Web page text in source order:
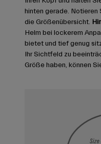
hinten gerade. Notieren
die Größenübersicht.
Helm bei lockerem
bietet und tief genug
Ihr Sichtfeld zu
Größe haben, können